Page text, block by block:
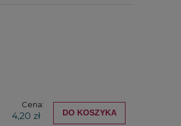
Cena:
4,20 zł DO KOSZYKA